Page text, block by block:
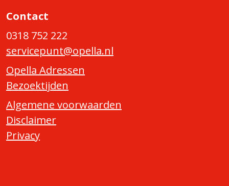
Contact
0318 752 222
servicepunt@opella.nl
Opella Adressen
Bezoektijden
Algemene voorwaarden
Disclaimer
Privacy